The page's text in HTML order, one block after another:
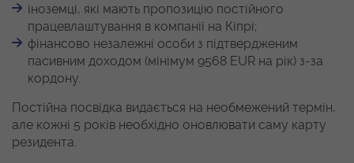
іноземці, які мають пропозицію постійного
працевлаштування в компанії на Кіпрі;
фінансово незалежні особи з підтвердженим
пасивним доходом (мінімум 9568 EUR на рік) з-за
кордону.
Постійна посвідка видається на необмежений термін,
але кожні 5 років необхідно оновлювати саму карту
резидента.